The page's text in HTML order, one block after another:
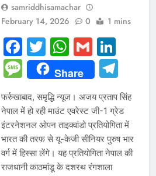
samriddhisamachar
February 14, 2026
0 1 mins
Facebook
TwitterGmail
Message
Share
फर्रुखाबाद, समृद्धि न्यूज। अजय प्रताप सिंह
नेपाल में हो रही माउंट एवरेस्ट जी-1 ग्रेड
इंटरनेशनल ओपन ताइक्वांडो प्रतियोगिता में
भारत की तरफ से यू-केजी सीनियर पुरुष भार
वर्ग में हिस्सा लेंगे। यह प्रतियोगिता नेपाल की
राजधानी काठमांडू के दशरथ रंगशाला